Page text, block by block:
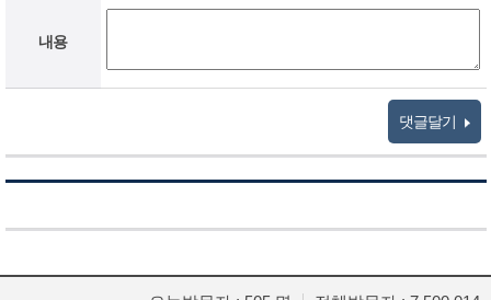
내용
댓글달기